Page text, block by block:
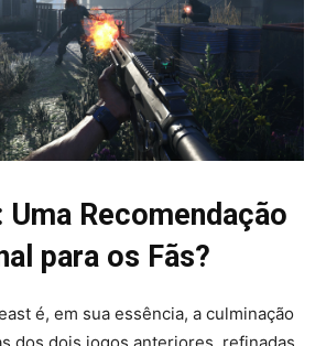
Uma Recomendação
para os Fãs?
é, em sua essência, a culminação